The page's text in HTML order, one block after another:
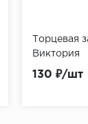
Торцевая
Виктория
130 ₽/шт
Подложка
35 ₽/м2
mic
85 ₽/м2
Пороги
549 ₽/шт